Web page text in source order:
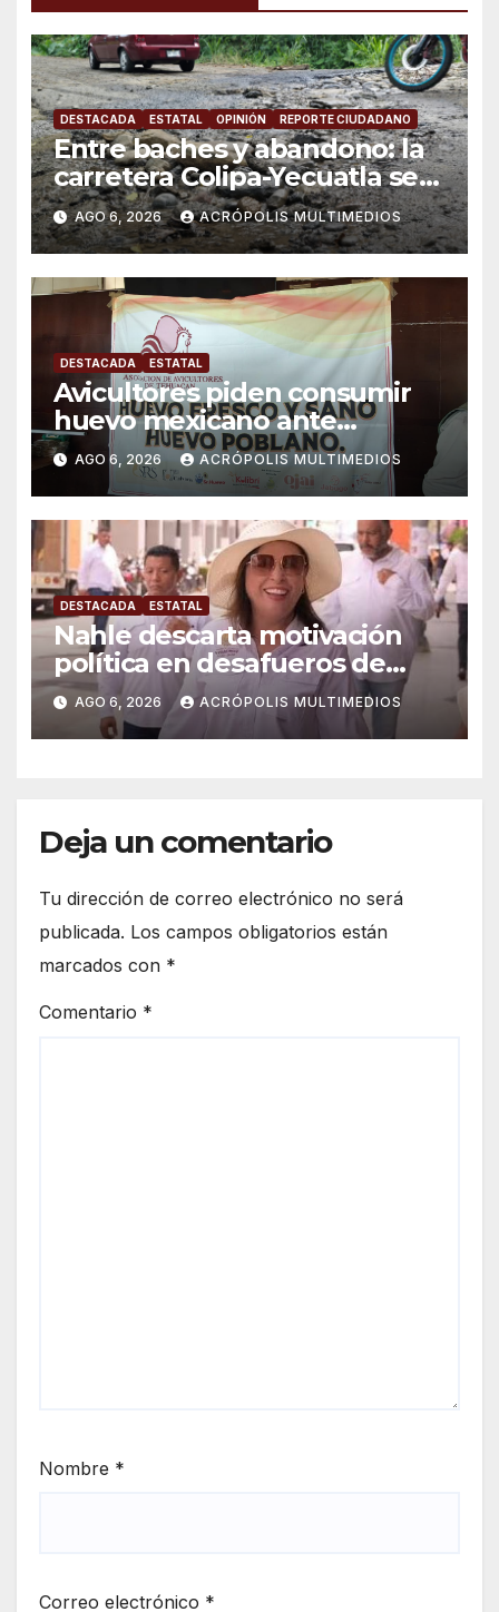
DESTACADA ESTATAL OPINIÓN REPORTE CIUDADANO
Entre baches y abandono: la
carretera Colipa-Yecuatla se
convierte en un riesgo diario
AGO 6, 2026 ACRÓPOLIS MULTIMEDIOS
DESTACADA ESTATAL
Avicultores piden consumir
huevo mexicano ante
importaciones
AGO 6, 2026 ACRÓPOLIS MULTIMEDIOS
DESTACADA ESTATAL
Nahle descarta motivación
política en desafueros de
alcaldes
AGO 6, 2026 ACRÓPOLIS MULTIMEDIOS
Deja un comentario
Tu dirección de correo electrónico no será
publicada. Los campos obligatorios están
marcados con *
Comentario *
Nombre *
Correo electrónico *